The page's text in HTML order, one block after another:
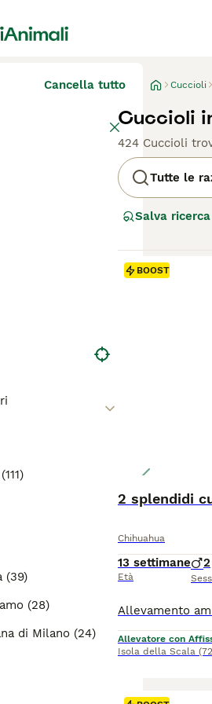
Cancella tutto
(39)
(28)
di Milano (24)
Cuccioli
Cuccioli
424 Cuccioli
Tutte le
Salva ricerca
BOOST
2 splendidi
Chihuahua
13 settimane
Età
2
Allevatore con
Isola della Scala